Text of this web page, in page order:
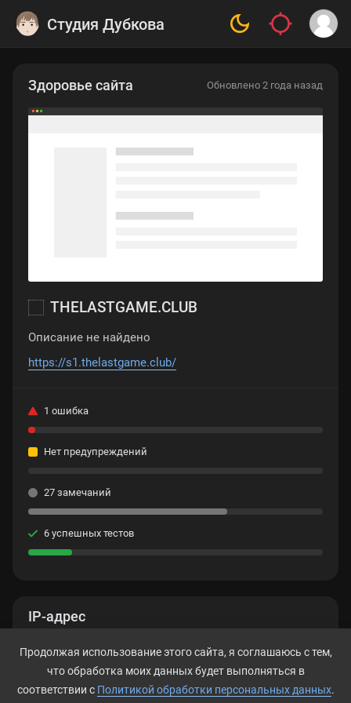
Студия Дубкова
IP-адрес
Нет данных
Здоровье сайта Обновлено 2 года назад
THELASTGAME.CLUB
Описание не найдено
https://s1.thelastgame.club/
1 ошибка
Нет предупреждений
27 замечаний
6 успешных тестов
Продолжая использование этого сайта, я соглашаюсь с тем,
что обработка моих данных будет выполняться в
соответствии с Политикой обработки персональных данных.